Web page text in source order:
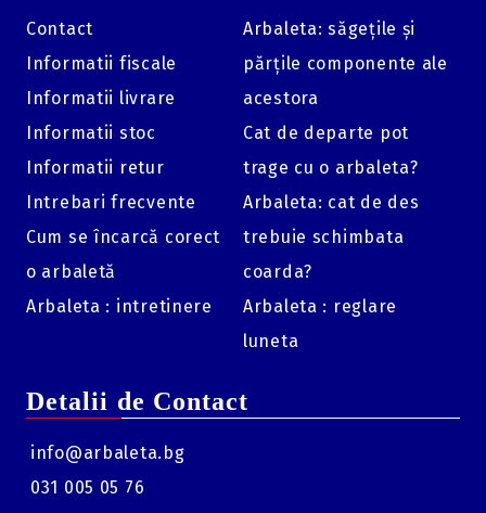
Contact
Informatii fiscale
Informatii livrare
Informatii stoc
Informatii retur
Intrebari frecvente
Cum se încarcă corect
o arbaletă
Arbaleta : intretinere
Arbaleta: săgețile și
părțile componente ale
acestora
Cat de departe pot
trage cu o arbaleta?
Arbaleta: cat de des
trebuie schimbata
coarda?
Arbaleta : reglare
luneta
Detalii de Contact
info@arbaleta.bg
031 005 05 76